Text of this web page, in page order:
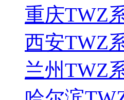
重庆TWZ
西安TWZ
兰州TWZ